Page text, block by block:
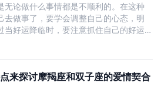
无论做什么事情都是不顺利的。在这种
去做事了，要学会调整自己的心态，明
当好运降临时，要注意抓住自己的好运
做平常不敢做的事情。5月运势好转明
来探讨摩羯座和双子座的爱情契合